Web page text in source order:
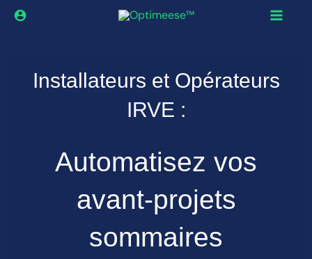
Aller
Installateurs et Opérateurs
IRVE :
Automatisez vos
avant-projets
sommaires